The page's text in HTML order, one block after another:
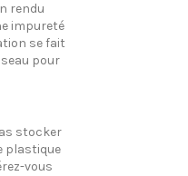
rendu
impureté
se fait
pour
stocker
plastique
vous